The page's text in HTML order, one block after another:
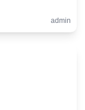
admin